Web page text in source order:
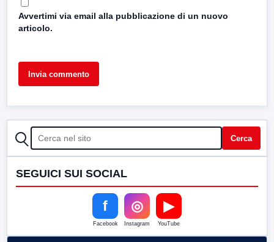
Avvertimi via email alla pubblicazione di un nuovo
articolo.
CERCA Cerca
SEGUICI SUI SOCIAL
f
Facebook
◎
Instagram
▶
YouTube